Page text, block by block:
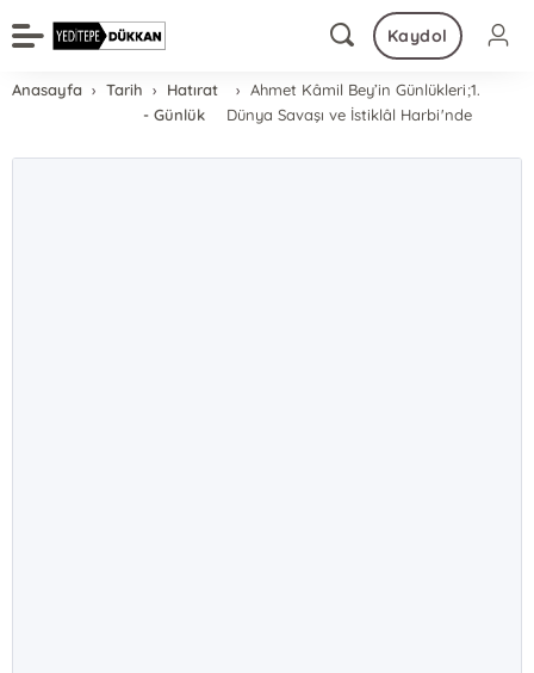
Kaydol
Anasayfa Tarih
Hatırat
- Günlük
Ahmet Kâmil Bey’in Günlükleri;1.
Dünya Savaşı ve İstiklâl Harbi'nde